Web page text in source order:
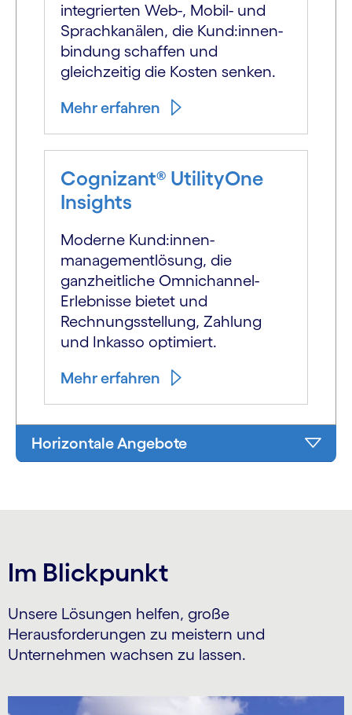
integrierten Web-, Mobil- und
Sprachkanälen, die Kund:innen­
bindung schaffen und
gleichzeitig die Kosten senken.
Mehr erfahren
Cognizant® UtilityOne
Insights
Moderne Kund:innen­
management­lösung, die
ganzheitliche Omni­channel-
Erlebnisse bietet und
Rechnungs­stellung, Zahlung
und Inkasso optimiert.
Mehr erfahren
Horizontale Angebote
Im Blickpunkt
Unsere Lösungen helfen, große
Herausforderungen zu meistern und
Unternehmen wachsen zu lassen.
Carousel starts